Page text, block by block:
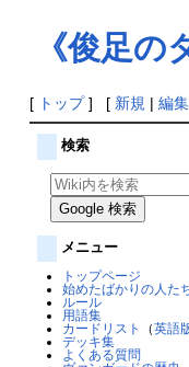
《俊足の
[ トップ] [ 新規 | 編集
検索
メニュー
トップページ
始めたばかりの人た
ルール
用語集
カードリスト
（英語
デッキ集
よくある質問